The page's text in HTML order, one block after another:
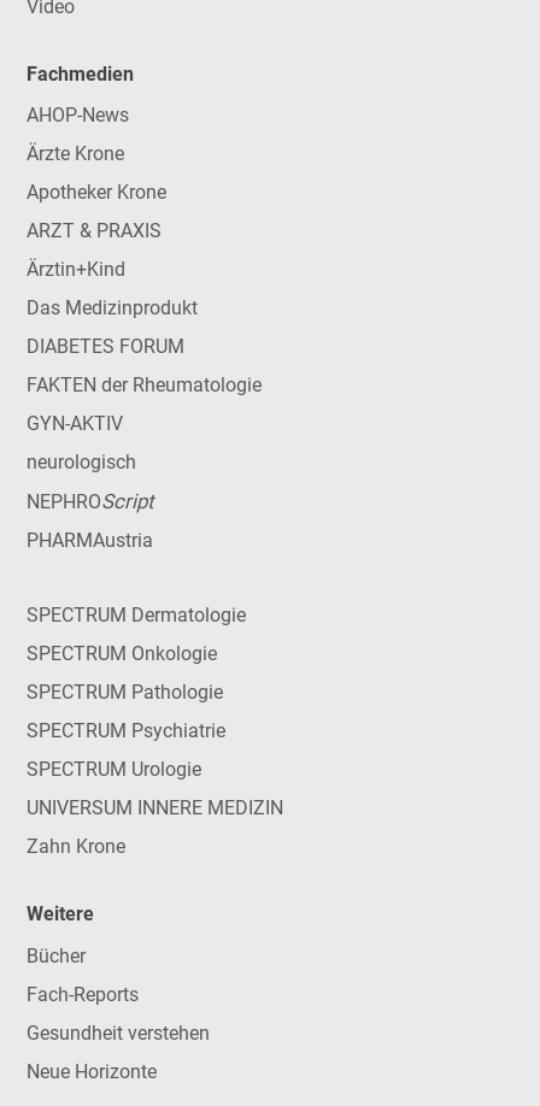
Video
Fachmedien
AHOP-News
Ärzte Krone
Apotheker Krone
ARZT & PRAXIS
Ärztin+Kind
Das Medizinprodukt
DIABETES FORUM
FAKTEN der Rheumatologie
GYN-AKTIV
neurologisch
NEPHROScript
PHARMAustria
SPECTRUM Dermatologie
SPECTRUM Onkologie
SPECTRUM Pathologie
SPECTRUM Psychiatrie
SPECTRUM Urologie
UNIVERSUM INNERE MEDIZIN
Zahn Krone
Weitere
Bücher
Fach-Reports
Gesundheit verstehen
Neue Horizonte